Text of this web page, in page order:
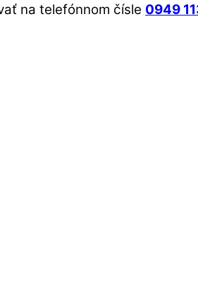
na telefónnom čísle 0949